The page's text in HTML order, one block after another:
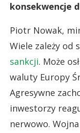
konsekwencje
Piotr Nowak,
Wiele zależy od
sankcji. Może
waluty Europy
Agresywne
inwestorzy
nerwowo.